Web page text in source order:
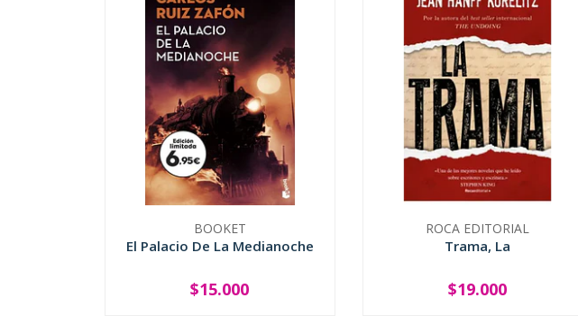
BOOKET
El Palacio De La Medianoche
+
$15.000
ROCA EDITORIAL
Trama, La
+
$19.000